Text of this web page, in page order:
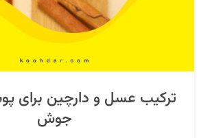
ترکیب عسل و دارچین برای
جوش